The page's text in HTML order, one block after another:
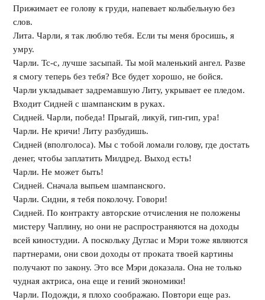
Прижимает ее голову к груди, напевает колыбельную без
слов.
Лита. Чарли, я так люблю тебя. Если ты меня бросишь, я
умру.
Чарли. Тс-с, лучше засыпай. Ты мой маленький ангел. Разве
я смогу теперь без тебя? Все будет хорошо, не бойся.
Чарли укладывает задремавшую Литу, укрывает ее пледом.
Входит Сидней с шампанским в руках.
Сидней. Чарли, победа! Прыгай, ликуй, гип-гип, ура!
Чарли. Не кричи! Литу разбудишь.
Сидней (вполголоса). Мы с тобой ломали голову, где достать
денег, чтобы заплатить Милдред. Выход есть!
Чарли. Не может быть!
Сидней. Сначала выпьем шампанского.
Чарли. Сидни, я тебя поколочу. Говори!
Сидней. По контракту авторские отчисления не положены
мистеру Чаплину, но они не распространяются на доходы
всей киностудии. А поскольку Дуглас и Мэри тоже являются
партнерами, они свои доходы от проката твоей картины
получают по закону. Это все Мэри доказала. Она не только
чудная актриса, она еще и гений экономики!
Чарли. Подожди, я плохо соображаю. Повтори еще раз.